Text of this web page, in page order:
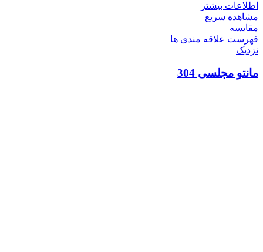
اطلاعات بیشتر
مشاهده سریع
مقایسه
فهرست علاقه مندی ها
نزدیک
مانتو مجلسی 304